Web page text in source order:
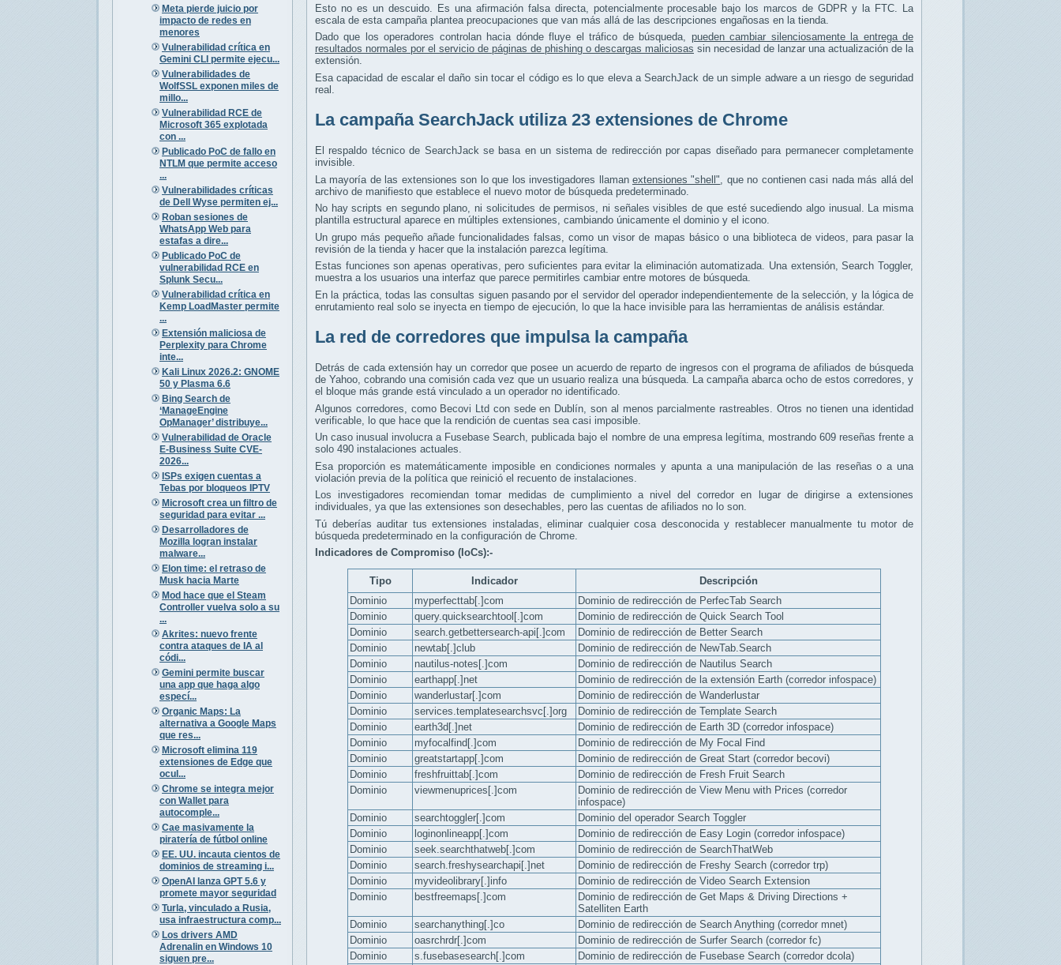
Meta pierde juicio por
impacto de redes en
menores
Vulnerabilidad crítica en
Gemini CLI permite ejecu...
Vulnerabilidades de
WolfSSL exponen miles de
millo...
Vulnerabilidad RCE de
Microsoft 365 explotada
con ...
Publicado PoC de fallo en
NTLM que permite acceso
...
Vulnerabilidades críticas
de Dell Wyse permiten ej...
Roban sesiones de
WhatsApp Web para
estafas a dire...
Publicado PoC de
vulnerabilidad RCE en
Splunk Secu...
Vulnerabilidad crítica en
Kemp LoadMaster permite
...
Extensión maliciosa de
Perplexity para Chrome
inte...
Kali Linux 2026.2: GNOME
50 y Plasma 6.6
Bing Search de
‘ManageEngine
OpManager’ distribuye...
Vulnerabilidad de Oracle
E-Business Suite CVE-
2026...
ISPs exigen cuentas a
Tebas por bloqueos IPTV
Microsoft crea un filtro de
seguridad para evitar ...
Desarrolladores de
Mozilla logran instalar
malware...
Elon time: el retraso de
Musk hacia Marte
Mod hace que el Steam
Controller vuelva solo a su
...
Akrites: nuevo frente
contra ataques de IA al
códi...
Gemini permite buscar
una app que haga algo
especí...
Organic Maps: La
alternativa a Google Maps
que res...
Microsoft elimina 119
extensiones de Edge que
ocul...
Chrome se integra mejor
con Wallet para
autocomple...
Cae masivamente la
piratería de fútbol online
EE. UU. incauta cientos de
dominios de streaming i...
OpenAI lanza GPT 5.6 y
promete mayor seguridad
Turla, vinculado a Rusia,
usa infraestructura comp...
Los drivers AMD
Adrenalin en Windows 10
siguen pre...
Esto no es un descuido. Es una afirmación falsa directa, potencialmente procesable bajo los marcos de GDPR y la FTC. La
escala de esta campaña plantea preocupaciones que van más allá de las descripciones engañosas en la tienda.
Dado que los operadores controlan hacia dónde fluye el tráfico de búsqueda, pueden cambiar silenciosamente la entrega de
resultados normales por el servicio de páginas de phishing o descargas maliciosas sin necesidad de lanzar una actualización de la
extensión.
Esa capacidad de escalar el daño sin tocar el código es lo que eleva a SearchJack de un simple adware a un riesgo de seguridad
real.
La campaña SearchJack utiliza 23 extensiones de Chrome
El respaldo técnico de SearchJack se basa en un sistema de redirección por capas diseñado para permanecer completamente
invisible.
La mayoría de las extensiones son lo que los investigadores llaman extensiones "shell" , que no contienen casi nada más allá del
archivo de manifiesto que establece el nuevo motor de búsqueda predeterminado.
No hay scripts en segundo plano, ni solicitudes de permisos, ni señales visibles de que esté sucediendo algo inusual. La misma
plantilla estructural aparece en múltiples extensiones, cambiando únicamente el dominio y el icono.
Un grupo más pequeño añade funcionalidades falsas, como un visor de mapas básico o una biblioteca de videos, para pasar la
revisión de la tienda y hacer que la instalación parezca legítima.
Estas funciones son apenas operativas, pero suficientes para evitar la eliminación automatizada. Una extensión, Search Toggler,
muestra a los usuarios una interfaz que parece permitirles cambiar entre motores de búsqueda.
En la práctica, todas las consultas siguen pasando por el servidor del operador independientemente de la selección, y la lógica de
enrutamiento real solo se inyecta en tiempo de ejecución, lo que la hace invisible para las herramientas de análisis estándar.
La red de corredores que impulsa la campaña
Detrás de cada extensión hay un corredor que posee un acuerdo de reparto de ingresos con el programa de afiliados de búsqueda
de Yahoo, cobrando una comisión cada vez que un usuario realiza una búsqueda. La campaña abarca ocho de estos corredores, y
el bloque más grande está vinculado a un operador no identificado.
Algunos corredores, como Becovi Ltd con sede en Dublín, son al menos parcialmente rastreables. Otros no tienen una identidad
verificable, lo que hace que la rendición de cuentas sea casi imposible.
Un caso inusual involucra a Fusebase Search, publicada bajo el nombre de una empresa legítima, mostrando 609 reseñas frente a
solo 490 instalaciones actuales.
Esa proporción es matemáticamente imposible en condiciones normales y apunta a una manipulación de las reseñas o a una
violación previa de la política que reinició el recuento de instalaciones.
Los investigadores recomiendan tomar medidas de cumplimiento a nivel del corredor en lugar de dirigirse a extensiones
individuales, ya que las extensiones son desechables, pero las cuentas de afiliados no lo son.
Tú deberías auditar tus extensiones instaladas, eliminar cualquier cosa desconocida y restablecer manualmente tu motor de
búsqueda predeterminado en la configuración de Chrome.
Indicadores de Compromiso (IoCs):-
Tipo Indicador
Descripción
Dominio
myperfecttab[.]com
Dominio de redirección de PerfecTab Search
Dominio
query.quicksearchtool[.]com
Dominio de redirección de Quick Search Tool
Dominio
search.getbettersearch-api[.]com
Dominio de redirección de Better Search
Dominio
newtab[.]club
Dominio de redirección de NewTab.Search
Dominio
nautilus-notes[.]com
Dominio de redirección de Nautilus Search
Dominio
earthapp[.]net
Dominio de redirección de la extensión Earth (corredor infospace)
Dominio
wanderlustar[.]com
Dominio de redirección de Wanderlustar
Dominio
services.templatesearchsvc[.]org
Dominio de redirección de Template Search
Dominio
earth3d[.]net
Dominio de redirección de Earth 3D (corredor infospace)
Dominio
myfocalfind[.]com
Dominio de redirección de My Focal Find
Dominio
greatstartapp[.]com
Dominio de redirección de Great Start (corredor becovi)
Dominio
freshfruittab[.]com
Dominio de redirección de Fresh Fruit Search
Dominio
viewmenuprices[.]com
Dominio de redirección de View Menu with Prices (corredor
infospace)
Dominio
searchtoggler[.]com
Dominio del operador Search Toggler
Dominio
loginonlineapp[.]com
Dominio de redirección de Easy Login (corredor infospace)
Dominio
seek.searchthatweb[.]com
Dominio de redirección de SearchThatWeb
Dominio
search.freshysearchapi[.]net
Dominio de redirección de Freshy Search (corredor trp)
Dominio
myvideolibrary[.]info
Dominio de redirección de Video Search Extension
Dominio
bestfreemaps[.]com
Dominio de redirección de Get Maps & Driving Directions +
Satelliten Earth
Dominio
searchanything[.]co
Dominio de redirección de Search Anything (corredor mnet)
Dominio
oasrchrdr[.]com
Dominio de redirección de Surfer Search (corredor fc)
Dominio
s.fusebasesearch[.]com
Dominio de redirección de Fusebase Search (corredor dcola)